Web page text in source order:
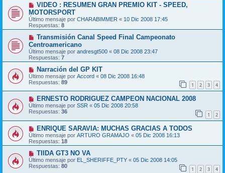
VIDEO : RESUMEN GRAN PREMIO KIT - SPEED,
MOTORSPORT
Último mensaje por CHARABIMMER « 10 Dic 2008 17:45
Respuestas: 8
Transmisión Canal Speed Final Campeonato
Centroamericano
Último mensaje por andresgt500 « 08 Dic 2008 23:47
Respuestas: 7
Narración del GP KIT
Último mensaje por Accord « 08 Dic 2008 16:48
Respuestas: 89 1 2 3 4
ERNESTO RODRIGUEZ CAMPEON NACIONAL 2008
Último mensaje por SSR « 05 Dic 2008 20:58
Respuestas: 36 1 2
ENRIQUE SARAVIA: MUCHAS GRACIAS A TODOS
Último mensaje por ARTURO GRAMAJO « 05 Dic 2008 16:13
Respuestas: 18
TIIDA GT3 NO VA
Último mensaje por EL_SHERIFFE_PTY « 05 Dic 2008 14:05
Respuestas: 80 1 2 3 4